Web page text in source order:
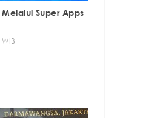
Melalui Super Apps